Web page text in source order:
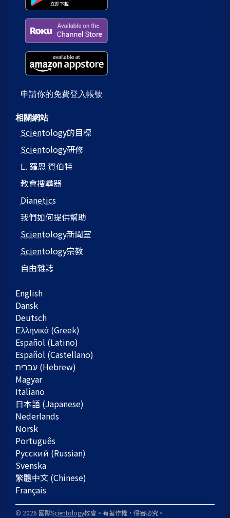
申請你的免費登入帳號
相關網站
Scientology的目標
Scientology研修
L. 羅恩 賀伯特
教會搜尋器
Dianetics
我們如何提供幫助
Scientology新聞室
Scientology宗教
自由雜誌
English
Dansk
Deutsch
Ελληνικά (Greek)
Español (Latino)
Español (Castellano)
Magyar
Italiano
日本語 (Japanese)
Nederlands
Norsk
Português
Русский (Russian)
Svenska
繁體中文 (Chinese)
Français
© 2026 國際Scientology教會。有著作權，侵害必究。